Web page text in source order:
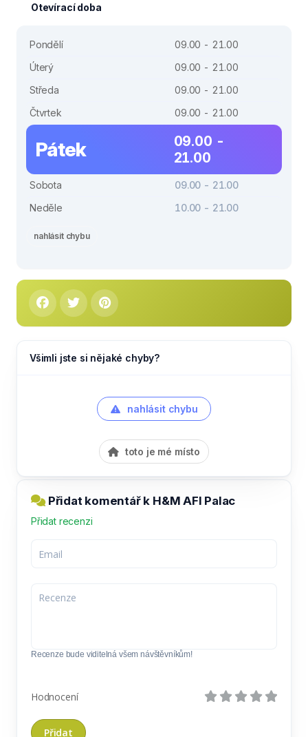
Otevírací doba
Pondělí
09.00 - 21.00
Úterý
09.00 - 21.00
Středa
09.00 - 21.00
Čtvrtek
09.00 - 21.00
Pátek
09.00 -
21.00
Sobota
09.00 - 21.00
Neděle
10.00 - 21.00
nahlásit chybu
Všimli jste si nějaké chyby?
nahlásit chybu
toto je mé místo
Přidat komentář k H&M AFI Palac
Přidat recenzi
Recenze bude viditelná všem návštěvníkům!
Hodnocení